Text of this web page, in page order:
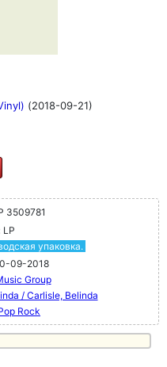
(2018-09-21)
3509781
LP
упаковка.
09-2018
Group
/ Carlisle, Belinda
Rock